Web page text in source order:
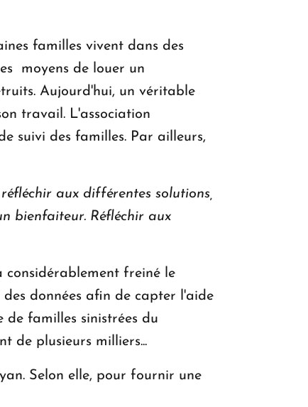
familles vivent dans des
moyens de louer un
Aujourd'hui, un véritable
travail. L'association
suivi des familles. Par ailleurs,
aux différentes solutions,
bienfaiteur. Réfléchir aux
considérablement freiné le
données afin de capter l'aide
familles sinistrées du
de plusieurs milliers...
Selon elle, pour fournir une